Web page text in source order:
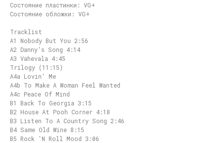
Состояние пластинки: VG+
Состояние обложки: VG+
Tracklist
A1 Nobody But You 2:56
A2 Danny's Song 4:14
A3 Vahevala 4:45
Trilogy (11:15)
A4a Lovin' Me
A4b To Make A Woman Feel Wanted
A4c Peace Of Mind
B1 Back To Georgia 3:15
B2 House At Pooh Corner 4:18
B3 Listen To A Country Song 2:46
B4 Same Old Wine 8:15
B5 Rock 'N Roll Mood 3:06